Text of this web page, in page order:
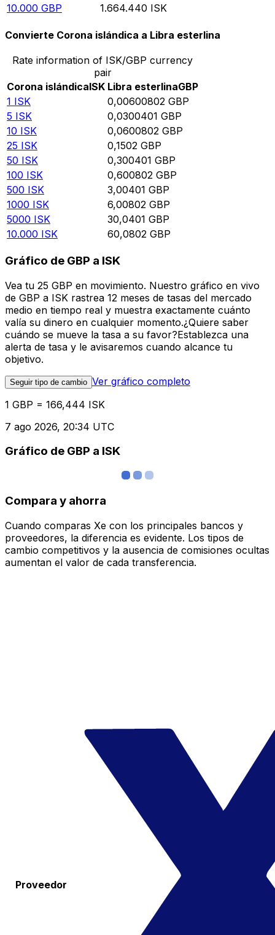
10.000 GBP 1.664.440 ISK
Convierte Corona islándica a Libra esterlina
Rate information of ISK/GBP currency
pair
Corona islándicaISK Libra esterlinaGBP
1 ISK 0,00600802 GBP
5 ISK 0,0300401 GBP
10 ISK 0,0600802 GBP
25 ISK 0,1502 GBP
50 ISK 0,300401 GBP
100 ISK 0,600802 GBP
500 ISK 3,00401 GBP
1000 ISK 6,00802 GBP
5000 ISK 30,0401 GBP
10.000 ISK 60,0802 GBP
Gráfico de GBP a ISK
Vea tu 25 GBP en movimiento. Nuestro gráfico en vivo
de GBP a ISK rastrea 12 meses de tasas del mercado
medio en tiempo real y muestra exactamente cuánto
valía su dinero en cualquier momento.¿Quiere saber
cuándo se mueve la tasa a su favor?Establezca una
alerta de tasa y le avisaremos cuando alcance tu
objetivo.
Seguir tipo de cambio Ver gráfico completo
1 GBP = 166,444 ISK
7 ago 2026, 20:34 UTC
Gráfico de GBP a ISK
Compara y ahorra
Cuando comparas Xe con los principales bancos y
proveedores, la diferencia es evidente. Los tipos de
cambio competitivos y la ausencia de comisiones ocultas
aumentan el valor de cada transferencia.
Proveedor